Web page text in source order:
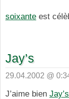
soixante est
Jay’s
29.04.2002 @
J’aime bien